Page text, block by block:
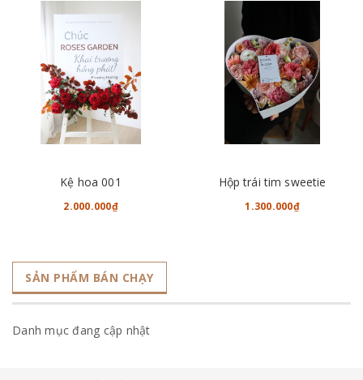
Kệ hoa 001
2.000.000₫
Hộp trái tim sweetie
1.300.000₫
SẢN PHẨM BÁN CHẠY
Danh mục đang cập nhật